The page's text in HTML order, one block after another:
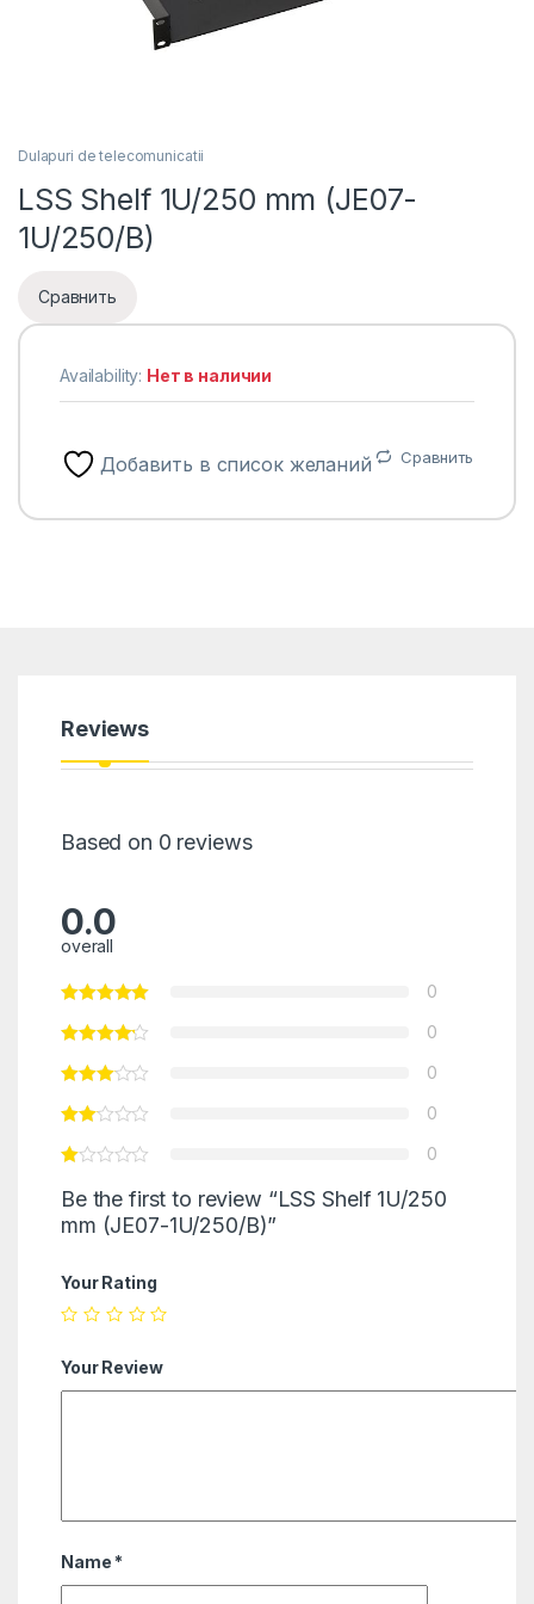
Dulapuri de telecomunicatii
LSS Shelf 1U/250 mm (JE07-
1U/250/B)
Сравнить
Availability: Нет в наличии
Добавить в список желаний Сравнить
Reviews
Based on 0 reviews
0.0
overall
0
0
0
0
0
Be the first to review “LSS Shelf 1U/250
mm (JE07-1U/250/B)”
Your Rating
Your Review
Name *